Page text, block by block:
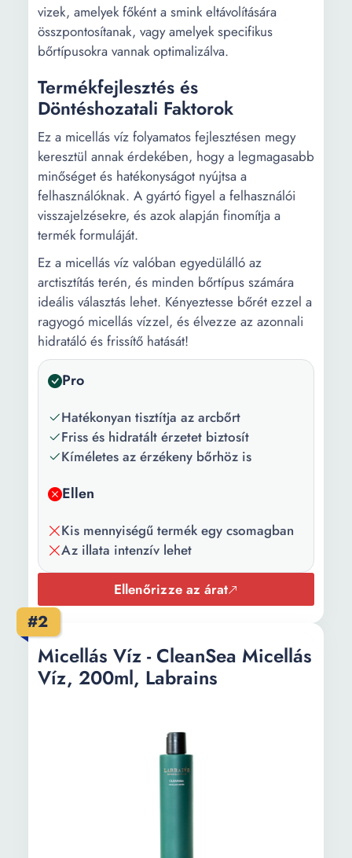
vizek, amelyek főként a smink eltávolítására
összpontosítanak, vagy amelyek specifikus
bőrtípusokra vannak optimalizálva.
Termékfejlesztés és
Döntéshozatali Faktorok
Ez a micellás víz folyamatos fejlesztésen megy
keresztül annak érdekében, hogy a legmagasabb
minőséget és hatékonyságot nyújtsa a
felhasználóknak. A gyártó figyel a felhasználói
visszajelzésekre, és azok alapján finomítja a
termék formuláját.
Ez a micellás víz valóban egyedülálló az
arctisztítás terén, és minden bőrtípus számára
ideális választás lehet. Kényeztesse bőrét ezzel a
ragyogó micellás vízzel, és élvezze az azonnali
hidratáló és frissítő hatását!
Pro
Hatékonyan tisztítja az arcbőrt
Friss és hidratált érzetet biztosít
Kíméletes az érzékeny bőrhöz is
Ellen
Kis mennyiségű termék egy csomagban
Az illata intenzív lehet
Ellenőrizze az árat
#2
Micellás Víz - CleanSea Micellás
Víz, 200ml, Labrains